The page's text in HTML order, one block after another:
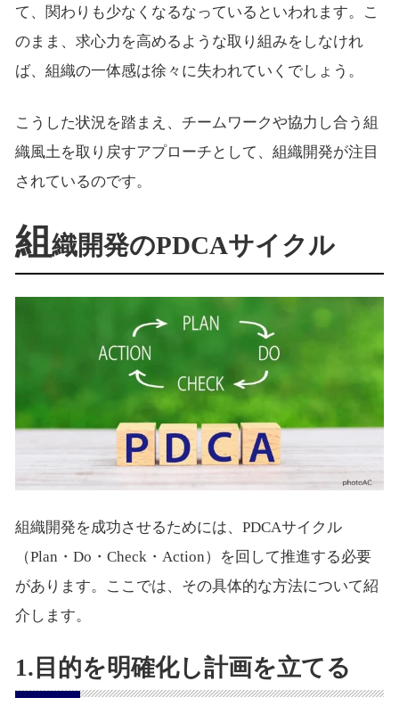
て、関わりも少なくなるなっているといわれます。こ
のまま、求心力を高めるような取り組みをしなけれ
ば、組織の一体感は徐々に失われていくでしょう。
こうした状況を踏まえ、チームワークや協力し合う組
織風土を取り戻すアプローチとして、組織開発が注目
されているのです。
組 織開発のPDCAサイクル
組織開発を成功させるためには、PDCAサイクル
（Plan・Do・Check・Action）を回して推進する必要
があります。ここでは、その具体的な方法について紹
介します。
1.目的を明確化し計画を立てる